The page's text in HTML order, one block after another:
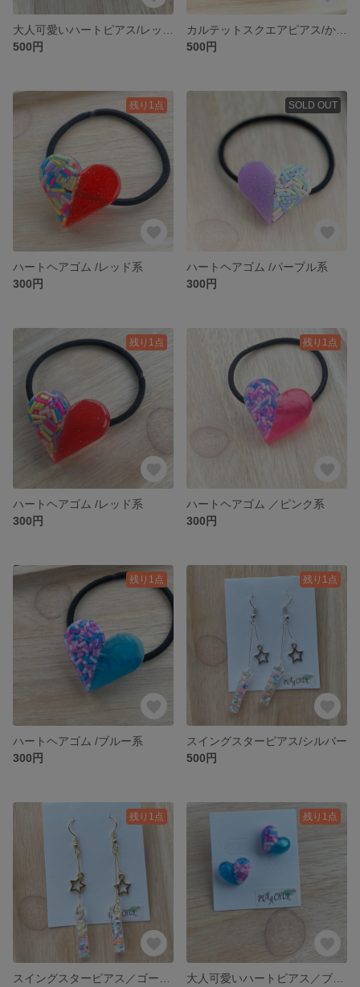
500円
500円
残り1点
ハートヘアゴム /レッド系
300円
SOLD OUT
ハートヘアゴム /パープル系
300円
残り1点
ハートヘアゴム /レッド系
300円
残り1点
ハートヘアゴム ／ピンク系
300円
残り1点
ハートヘアゴム /ブルー系
300円
残り1点
スイングスターピアス/シルバー
500円
残り1点 残り1点